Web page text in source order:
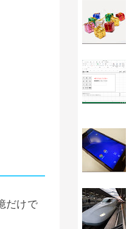
だけで